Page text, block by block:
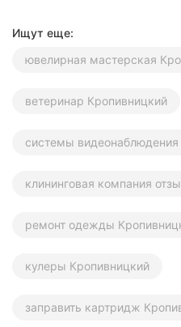
Ищут еще:
ювелирная мастерская
ветеринар Кропивницкий
системы
клининговая компания
ремонт одежды
кулеры Кропивницкий
заправить картридж